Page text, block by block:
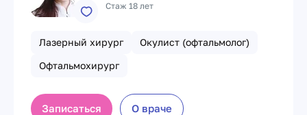
Стаж 18 лет
Лазерный хирург
Окулист (офтальмолог)
Офтальмохирург
Записаться О враче